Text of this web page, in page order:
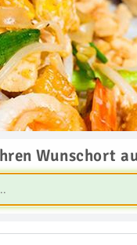
Wunschort